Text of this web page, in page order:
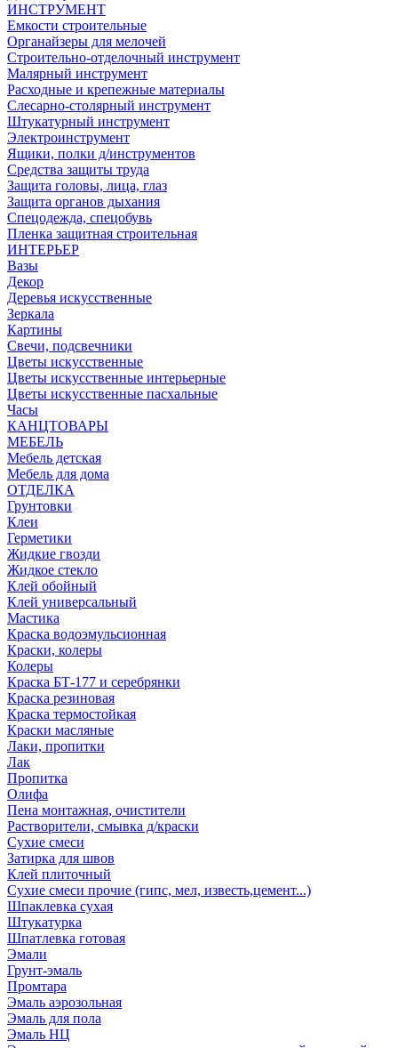
ИНСТРУМЕНТ
Емкости строительные
Органайзеры для мелочей
Строительно-отделочный инструмент
Малярный инструмент
Расходные и крепежные материалы
Слесарно-столярный инструмент
Штукатурный инструмент
Электроинструмент
Ящики, полки д/инструментов
Средства защиты труда
Защита головы, лица, глаз
Защита органов дыхания
Спецодежда, спецобувь
Пленка защитная строительная
ИНТЕРЬЕР
Вазы
Декор
Деревья искусственные
Зеркала
Картины
Свечи, подсвечники
Цветы искусственные
Цветы искусственные интерьерные
Цветы искусственные пасхальные
Часы
КАНЦТОВАРЫ
МЕБЕЛЬ
Мебель детская
Мебель для дома
ОТДЕЛКА
Грунтовки
Клеи
Герметики
Жидкие гвозди
Жидкое стекло
Клей обойный
Клей универсальный
Мастика
Краска водоэмульсионная
Краски, колеры
Колеры
Краска БТ-177 и серебрянки
Краска резиновая
Краска термостойкая
Краски масляные
Лаки, пропитки
Лак
Пропитка
Олифа
Пена монтажная, очистители
Растворители, смывка д/краски
Сухие смеси
Затирка для швов
Клей плиточный
Сухие смеси прочие (гипс, мел, известь,цемент...)
Шпаклевка сухая
Штукатурка
Шпатлевка готовая
Эмали
Грунт-эмаль
Промтара
Эмаль аэрозольная
Эмаль для пола
Эмаль НЦ